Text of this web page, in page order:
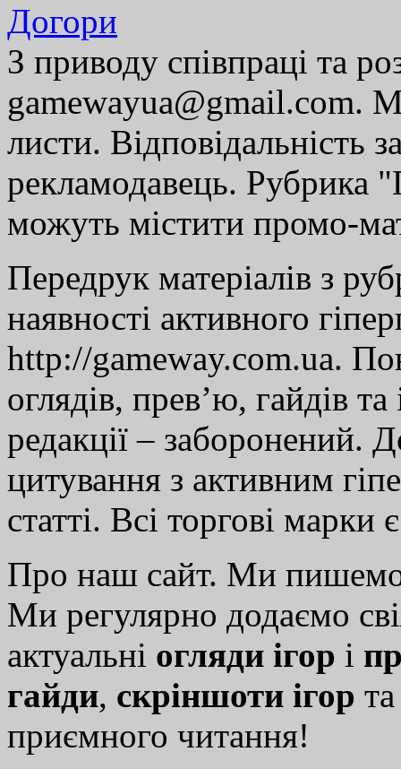
Догори
З приводу співпраці та
gamewayua@gmail.com.
листи. Відповідальність
рекламодавець. Рубрика
можуть містити промо-
Передрук матеріалів з
наявності активного
http://gameway.com.ua.
оглядів, прев’ю, гайдів
редакції – заборонений.
цитування з активним
статті. Всі торгові марки
Про наш сайт. Ми
Ми регулярно додаємо
актуальні огляди ігор і
гайди, скріншоти ігор
приємного читання!